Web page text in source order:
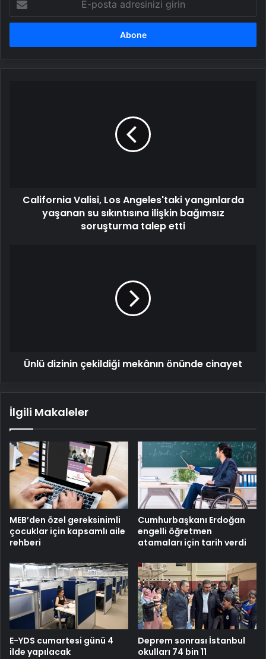
posta
adresinizi
bağımsız
soruşturma
California Valisi, Los Angeles'taki yangınlarda
yaşanan su sıkıntısına ilişkin bağımsız
soruşturma talep etti
Ünlü dizinin çekildiği mekânın önünde cinayet
İlgili Makaleler
MEB’den özel gereksinimli
çocuklar için kapsamlı aile
rehberi
Cumhurbaşkanı Erdoğan
engelli öğretmen
atamaları için tarih verdi
E-YDS cumartesi günü 4
ilde yapılacak
Deprem sonrası İstanbul
okulları 74 bin 11